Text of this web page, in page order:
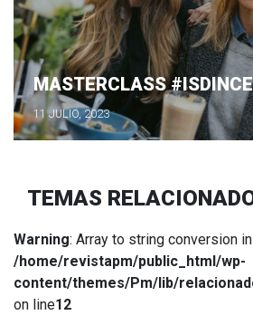
MASTERCLASS
11 JULIO, 2023
TEMAS
Warning: Array to string conversion in
/home/revistapm/public_html/wp-
content/themes/Pm/lib/
on line12